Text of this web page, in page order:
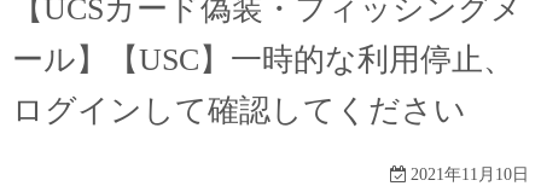
【UCSカード偽装・フィッシングメ
ール】【USC】一時的な利用停止、
ログインして確認してください
2021年11月10日